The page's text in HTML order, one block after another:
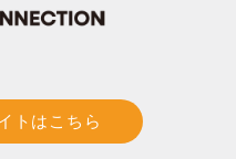
トはこちら